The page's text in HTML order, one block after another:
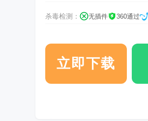
杀毒检测： 无插件 360通过
立即下载